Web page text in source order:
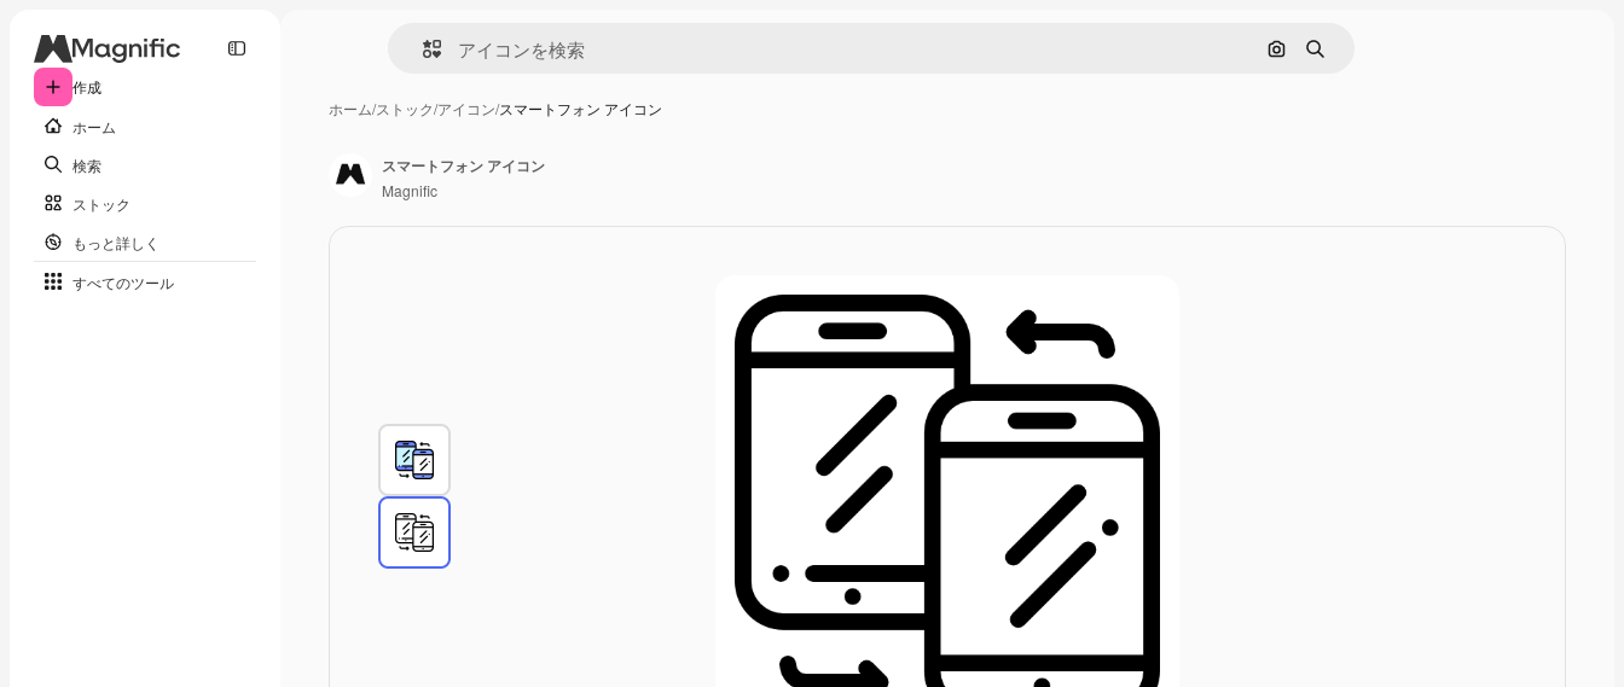
作成
ホーム
検索
ストック
もっと詳しく
すべてのツール
画像で検索
検索
ホーム/ストック/アイコン/スマートフォン アイコン
スマートフォン アイコン
Magnific